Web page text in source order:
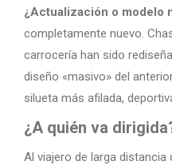
¿Actualización o modelo
completamente nuevo.
carrocería han sido
diseño «masivo» del
silueta más afilada,
¿A quién va
Al viajero de larga distancia